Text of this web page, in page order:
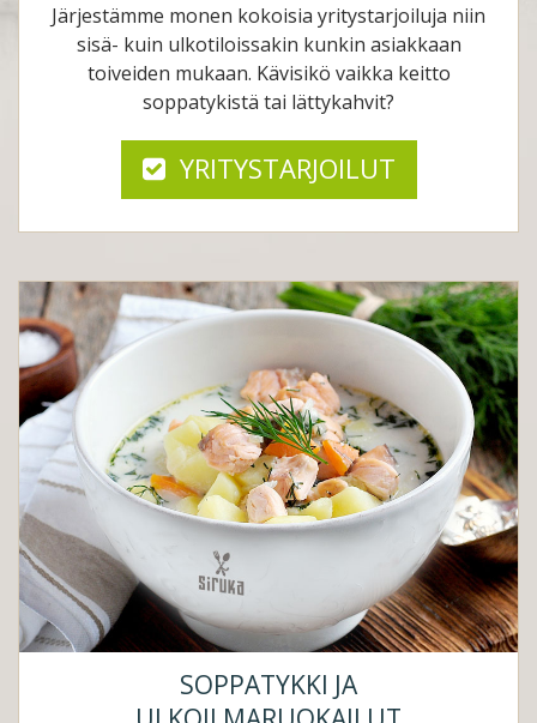
Järjestämme monen kokoisia yritystarjoiluja niin
sisä- kuin ulkotiloissakin kunkin asiakkaan
toiveiden mukaan. Kävisikö vaikka keitto
soppatykistä tai lättykahvit?
YRITYSTARJOILUT
SOPPATYKKI JA